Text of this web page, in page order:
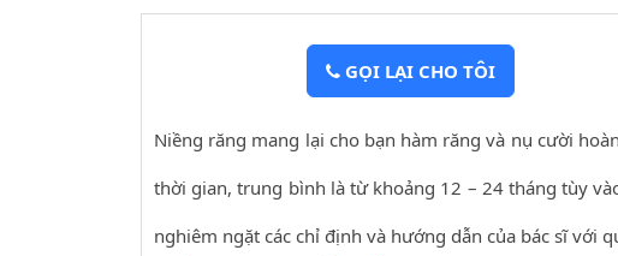
GỌI LẠI CHO TÔI
Niềng răng mang lại cho bạn hàm răng và nụ cười
thời gian, trung bình là từ khoảng 12 – 24 tháng tùy
nghiêm ngặt các chỉ định và hướng dẫn của bác sĩ với